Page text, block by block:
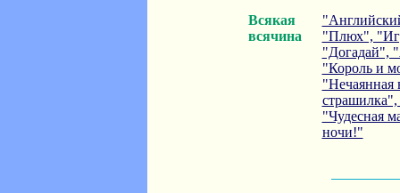
Всякая
всячина
"Плюх",
"Догадай",
"Король и
"Нечаянная
"Чудесная
ночи!"